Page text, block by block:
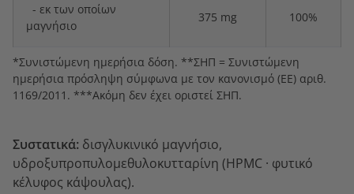
- εκ των οποίων
μαγνήσιο
375 mg 100%
*Συνιστώμενη ημερήσια δόση. **ΣΗΠ = Συνιστώμενη
ημερήσια πρόσληψη σύμφωνα με τον κανονισμό (ΕΕ) αριθ.
1169/2011. ***Ακόμη δεν έχει οριστεί ΣΗΠ.
Συστατικά: δισγλυκινικό μαγνήσιο,
υδροξυπροπυλομεθυλοκυτταρίνη (HPMC · φυτικό
κέλυφος κάψουλας).